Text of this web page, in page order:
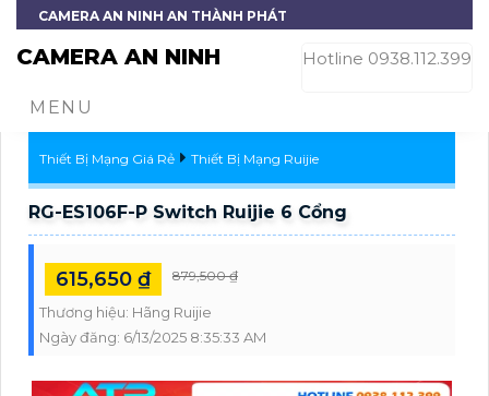
CAMERA AN NINH AN THÀNH PHÁT
CAMERA AN NINH Hotline 0938.112.399
MENU
Thiết Bị Mạng Giá Rẻ Thiết Bị Mạng Ruijie
RG-ES106F-P Switch Ruijie 6 Cổng
615,650 ₫ 879,500 ₫
Thương hiệu: Hãng Ruijie
Ngày đăng: 6/13/2025 8:35:33 AM